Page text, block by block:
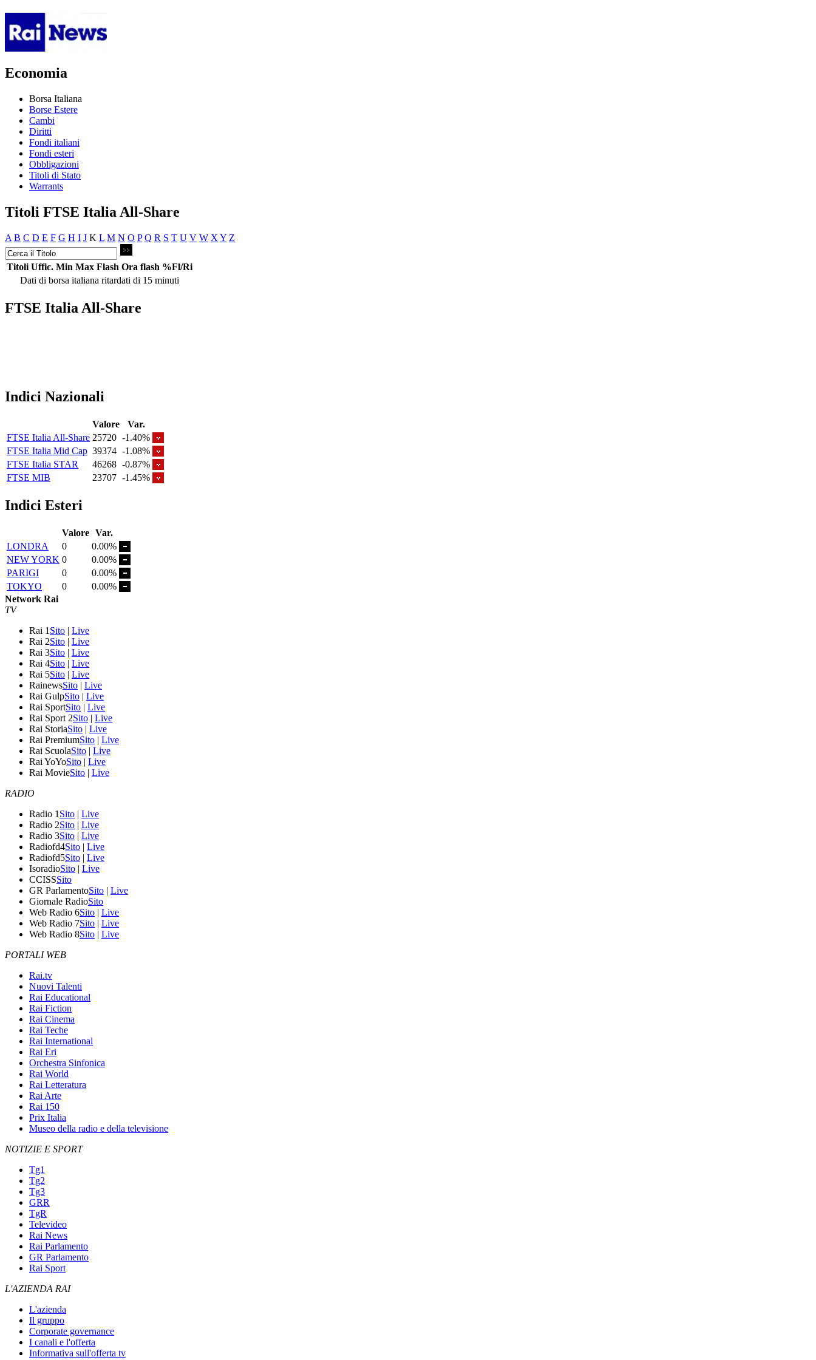
Economia
Borsa Italiana
Borse Estere
Cambi
Diritti
Fondi italiani
Fondi esteri
Obbligazioni
Titoli di Stato
Warrants
Titoli FTSE Italia All-Share
A B C D E F G H I J K L M N O P Q R S T U V W X Y Z
Titoli Uffic. Min Max Flash Ora flash %Fl/Ri
Dati di borsa italiana ritardati di 15 minuti
FTSE Italia All-Share
Indici Nazionali
Valore
Var.
FTSE Italia All-Share 25720 -1.40%
FTSE Italia Mid Cap 39374 -1.08%
FTSE Italia STAR
46268 -0.87%
FTSE MIB
23707 -1.45%
Indici Esteri
Valore Var.
LONDRA
0
0.00%
NEW YORK 0
0.00%
PARIGI
0
0.00%
TOKYO
0
0.00%
Network Rai
TV
Rai 1 Sito | Live
Rai 2Sito | Live
Rai 3Sito | Live
Rai 4Sito | Live
Rai 5Sito | Live
RainewsSito | Live
Rai GulpSito | Live
Rai SportSito | Live
Rai Sport 2Sito | Live
Rai StoriaSito | Live
Rai PremiumSito | Live
Rai ScuolaSito | Live
Rai YoYoSito | Live
Rai MovieSito | Live
RADIO
Radio 1 Sito | Live
Radio 2Sito | Live
Radio 3Sito | Live
Radiofd4Sito | Live
Radiofd5Sito | Live
IsoradioSito | Live
CCISSSito
GR ParlamentoSito | Live
Giornale RadioSito
Web Radio 6Sito | Live
Web Radio 7Sito | Live
Web Radio 8Sito | Live
PORTALI WEB
Rai.tv
Nuovi Talenti
Rai Educational
Rai Fiction
Rai Cinema
Rai Teche
Rai International
Rai Eri
Orchestra Sinfonica
Rai World
Rai Letteratura
Rai Arte
Rai 150
Prix Italia
Museo della radio e della televisione
NOTIZIE E SPORT
Tg1
Tg2
Tg3
GRR
TgR
Televideo
Rai News
Rai Parlamento
GR Parlamento
Rai Sport
L'AZIENDA RAI
L'azienda
Il gruppo
Corporate governance
I canali e l'offerta
Informativa sull'offerta tv